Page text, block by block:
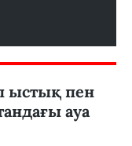
ыстық пен
ауа